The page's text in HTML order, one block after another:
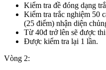
Kiểm tra đề đóng dạng
Kiểm tra trắc nghiệm 50
(25 điểm) nhận diện
Từ 40đ trở lên sẽ được
Được kiểm tra lại 1 lần.
Vòng 2: